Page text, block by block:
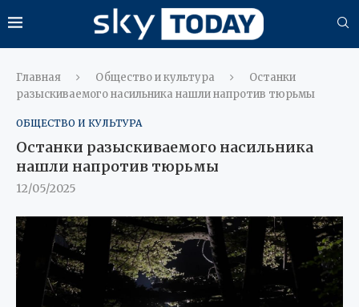
Главная Общество и культура
Останки
разыскиваемого насильника нашли напротив тюрьмы
ОБЩЕСТВО И КУЛЬТУРА
Останки разыскиваемого насильника
нашли напротив тюрьмы
12/05/2025